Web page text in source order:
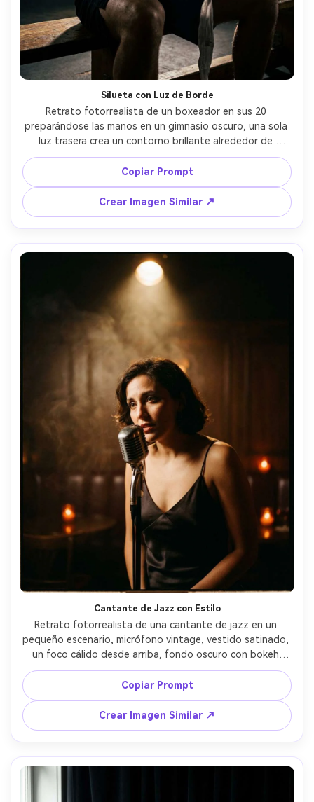
Silueta con Luz de Borde
Retrato fotorrealista de un boxeador en sus 20
preparándose las manos en un gimnasio oscuro, una sola
luz trasera crea un contorno brillante alrededor de
hombros y mandíbula, rostro parcialmente en sombra,
reflejos de sudor, neblina de humo en el aire, tomada con
Sony A7S III 35mm f/1.8, encuadre medio cuerpo,
contraste cinematográfico intenso, textura detallada,
atmósfera de claroscuro dramático --ar 4:5
Copiar Prompt
Crear Imagen Similar ↗
Cantante de Jazz con Estilo
Retrato fotorrealista de una cantante de jazz en un
pequeño escenario, micrófono vintage, vestido satinado,
un foco cálido desde arriba, fondo oscuro con bokeh
tenue de velas de mesa, suave neblina de humo, tomada
con Leica SL2 75mm f/2, plano cerrado, ojos expresivos,
iluminación de claroscuro de alto contraste, color cálido y
rico, enfoque nítido --ar 4:5
Copiar Prompt
Crear Imagen Similar ↗
Crea imágenes IA
ilimitadas. 100 %
gratis!
Empieza Gratis→